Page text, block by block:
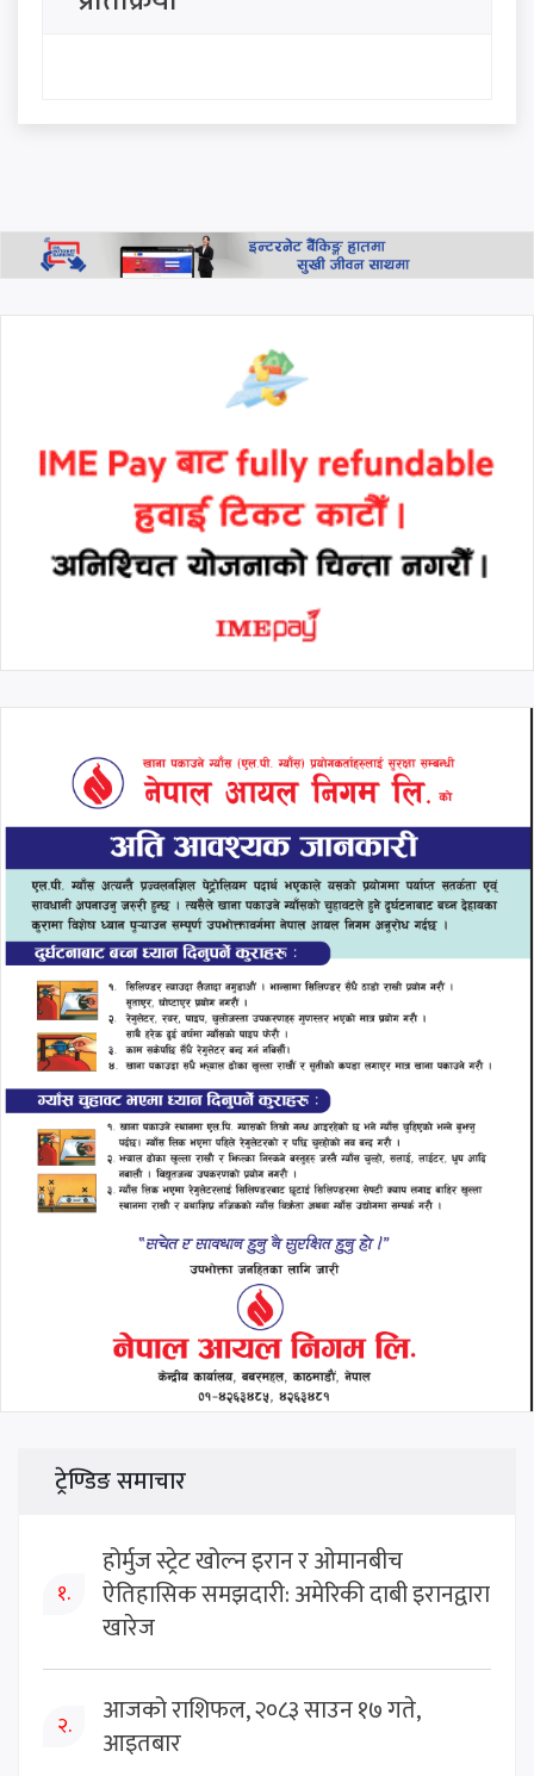
धेरै टाढा हुने छैनन्"
भन्ने स्टाटस पछि मनिष झाको
आजको राशिफल, २०८३ साउन २३
गते, शनिबार
ट्रेण्डिङ समाचार
१.
होर्मुज स्ट्रेट खोल्न इरान र ओमानबीच
ऐतिहासिक समझदारी: अमेरिकी दाबी इरानद्वारा
खारेज
२.
आजको राशिफल, २०८३ साउन १७ गते,
आइतबार